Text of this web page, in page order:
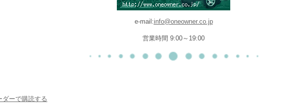
e-mail:info@oneowner.co.jp
営業時間 9:00～19:00